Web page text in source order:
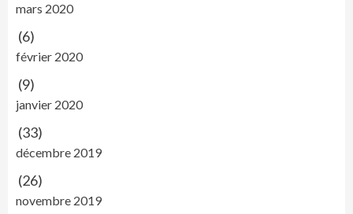
mars 2020
(6)
février 2020
(9)
janvier 2020
(33)
décembre 2019
(26)
novembre 2019